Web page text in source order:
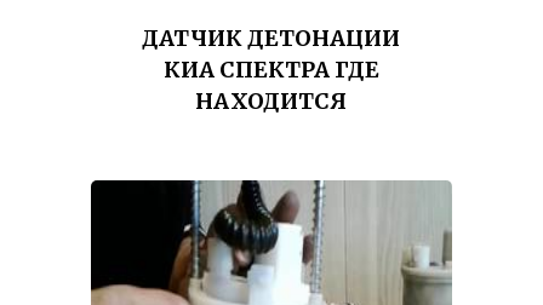
ДАТЧИК ДЕТОНАЦИИ
КИА СПЕКТРА ГДЕ
НАХОДИТСЯ